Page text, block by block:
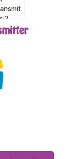
oder benutze die